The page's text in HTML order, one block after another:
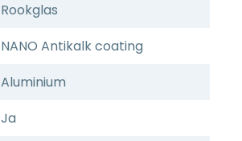
Rookglas
NANO Antikalk coating
Aluminium
Ja